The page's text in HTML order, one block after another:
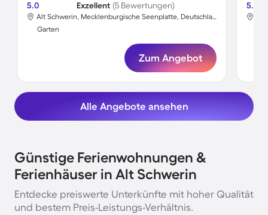
5.0 Exzellent (5 Bewertungen)
Alt Schwerin, Mecklenburgische Seenplatte, Deutschland
Garten
Zum Angebot
5.0
Alle Angebote ansehen
Günstige Ferienwohnungen &
Ferienhäuser in Alt Schwerin
Entdecke preiswerte Unterkünfte mit hoher Qualität
und bestem Preis-Leistungs-Verhältnis.